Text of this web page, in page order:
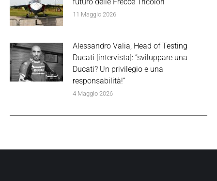
11 Maggio 2026
Alessandro Valia, Head of Testing
Ducati [intervista]: “sviluppare una
Ducati? Un privilegio e una
responsabilità!”
4 Maggio 2026